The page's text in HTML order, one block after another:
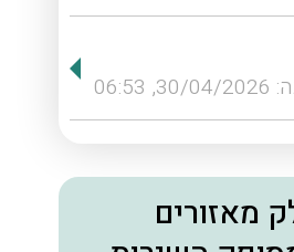
מאזורים